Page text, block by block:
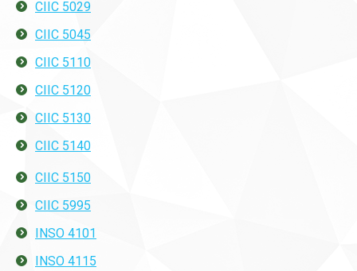
CIIC 5029
CIIC 5045
CIIC 5110
CIIC 5120
CIIC 5130
CIIC 5140
CIIC 5150
CIIC 5995
INSO 4101
INSO 4115